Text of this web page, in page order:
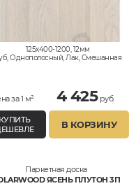
125x400-1200, 12мм
Однополосный, Лак, Смешанная
за 1 м² 4 425руб.
КУПИТЬ
В КОРЗИНУ
Паркетная доска
ЯСЕНЬ ПЛУТОН 3П